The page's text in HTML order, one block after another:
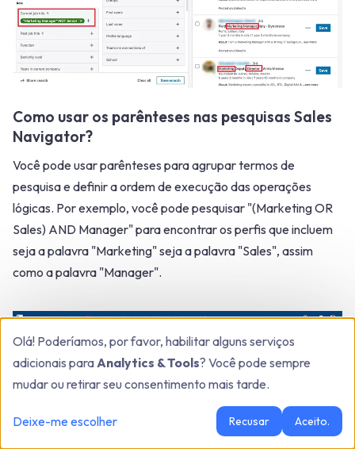
Como usar os parênteses nas pesquisas Sales
Navigator?
Você pode usar parênteses para agrupar termos de
pesquisa e definir a ordem de execução das operações
lógicas. Por exemplo, você pode pesquisar "(Marketing OR
Sales) AND Manager" para encontrar os perfis que incluem
seja a palavra "Marketing" seja a palavra "Sales", assim
como a palavra "Manager".
Olá! Poderíamos, por favor, habilitar alguns serviços
adicionais paraAnalytics & Tools? Você pode sempre
mudar ou retirar seu consentimento mais tarde.
Deixe-me escolher Recusar Aceito.